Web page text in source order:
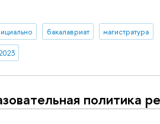
бакалавриат магистратура
политика